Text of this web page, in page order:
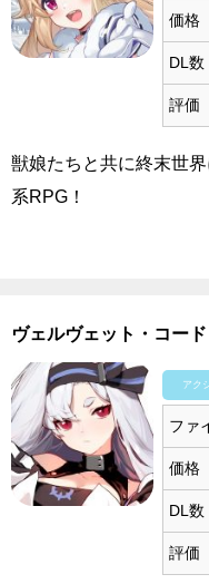
価格
DL数
評価
獣娘たちと共に終末世
系RPG！
ヴェルヴェット・コー
アク
ファ
価格
DL数
評価